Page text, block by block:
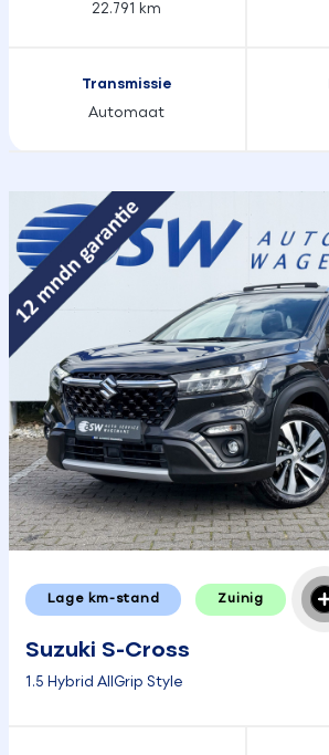
22.791 km
Transmissie
Automaat
Lage km-stand Zuinig
Suzuki S-Cross
1.5 Hybrid AllGrip Style